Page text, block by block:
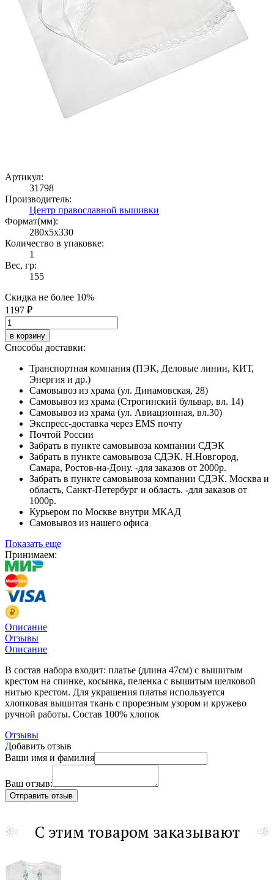
Артикул:
31798
Производитель:
Центр православной вышивки
Формат(мм):
280x5x330
Количество в упаковке:
1
Вес, гр:
155
Скидка не более 10%
1197 ₽
в корзину
Способы доставки:
Транспортная компания (ПЭК, Деловые линии, КИТ,
Энергия и др.)
Самовывоз из храма (ул. Динамовская, 28)
Самовывоз из храма (Строгинский бульвар, вл. 14)
Самовывоз из храма (ул. Авиационная, вл.30)
Экспресс-доставка через EMS почту
Почтой России
Забрать в пункте самовывоза компании СДЭК
Забрать в пункте самовывоза СДЭК. Н.Новгород,
Самара, Ростов-на-Дону. -для заказов от 2000р.
Забрать в пункте самовывоза компании СДЭК. Москва и
область, Санкт-Петербург и область. -для заказов от
1000р.
Курьером по Москве внутри МКАД
Самовывоз из нашего офиса
Показать еще
Принимаем:
Описание
Отзывы
Описание
В состав набора входит: платье (длина 47см) с вышитым
крестом на спинке, косынка, пеленка с вышитым шелковой
нитью крестом. Для украшения платья используется
хлопковая вышитая ткань с прорезным узором и кружево
ручной работы. Состав 100% хлопок
Отзывы
Добавить отзыв
Ваши имя и фамилия
Ваш отзыв:
С этим товаром заказывают